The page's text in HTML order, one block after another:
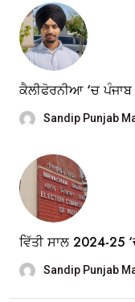
ਕੈਲੀਫੋਰਨੀਆ ‘ਚ
Sandip Punjab
ਵਿੱਤੀ ਸਾਲ 2024-25
Sandip Punjab